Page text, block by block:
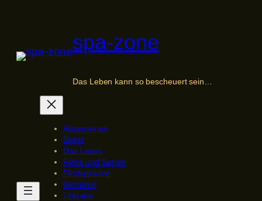
spa-zone
Das Leben kann so bescheuert sein…
Allgemeines
Bilder
Das Leben
Filme und Serien
Findspiration
Genürsel
Literatur